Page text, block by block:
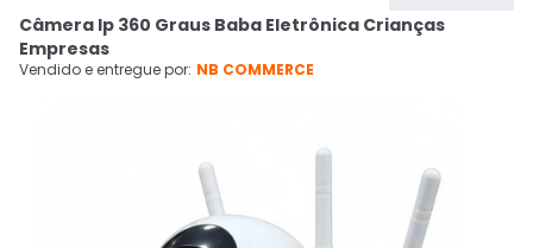
Cupons
CADASTRE-SE
Câmera Ip 360 Graus Baba Eletrônica Crianças
Empresas
Vendido e entregue por: NB COMMERCE